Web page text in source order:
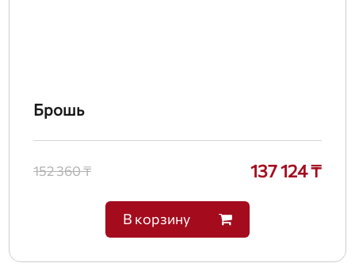
Брошь
152 360 ₸ 137 124 ₸
В корзину